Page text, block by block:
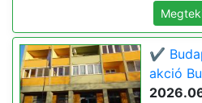
✔️
akció